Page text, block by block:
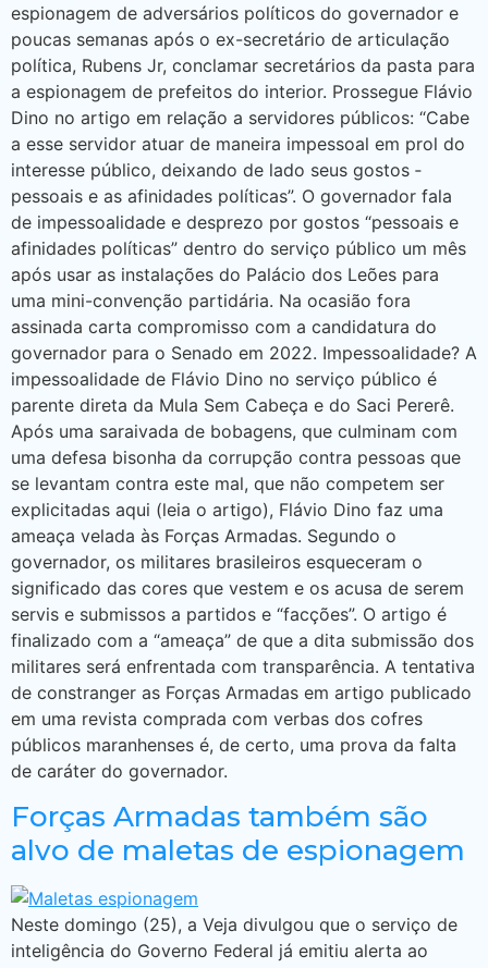
espionagem de adversários políticos do governador e
poucas semanas após o ex-secretário de articulação
política, Rubens Jr, conclamar secretários da pasta para
a espionagem de prefeitos do interior. Prossegue Flávio
Dino no artigo em relação a servidores públicos: “Cabe
a esse servidor atuar de maneira impessoal em prol do
interesse público, deixando de lado seus gostos ­
pessoais e as afinidades políticas”. O governador fala
de impessoalidade e desprezo por gostos “pessoais e
afinidades políticas” dentro do serviço público um mês
após usar as instalações do Palácio dos Leões para
uma mini-convenção partidária. Na ocasião fora
assinada carta compromisso com a candidatura do
governador para o Senado em 2022. Impessoalidade? A
impessoalidade de Flávio Dino no serviço público é
parente direta da Mula Sem Cabeça e do Saci Pererê.
Após uma saraivada de bobagens, que culminam com
uma defesa bisonha da corrupção contra pessoas que
se levantam contra este mal, que não competem ser
explicitadas aqui (leia o artigo), Flávio Dino faz uma
ameaça velada às Forças Armadas. Segundo o
governador, os militares brasileiros esqueceram o
significado das cores que vestem e os acusa de serem
servis e submissos a partidos e “facções”. O artigo é
finalizado com a “ameaça” de que a dita submissão dos
militares será enfrentada com transparência. A tentativa
de constranger as Forças Armadas em artigo publicado
em uma revista comprada com verbas dos cofres
públicos maranhenses é, de certo, uma prova da falta
de caráter do governador.
Forças Armadas também são
alvo de maletas de espionagem
Neste domingo (25), a Veja divulgou que o serviço de
inteligência do Governo Federal já emitiu alerta ao